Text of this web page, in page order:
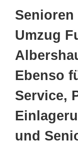
Umzug
Ebenso
Service,
und